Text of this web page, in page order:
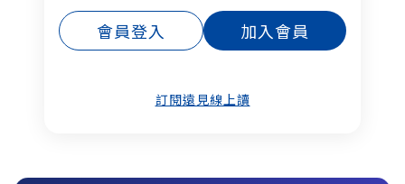
會員登入 加入會員
訂閱遠見線上讀